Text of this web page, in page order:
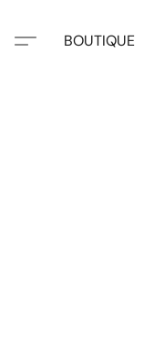
BOUTIQUE